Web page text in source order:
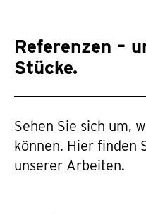
Referenzen –
Stücke.
Sehen Sie sich um,
können. Hier finden
unserer Arbeiten.